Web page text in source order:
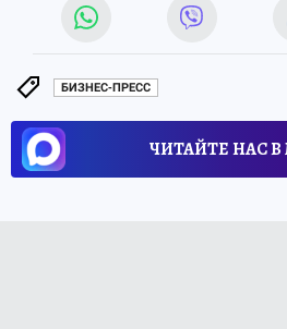
БИЗНЕС-ПРЕСС
ЧИТАЙТЕ НАС В